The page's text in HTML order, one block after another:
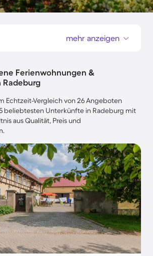
mehr anzeigen
Ferienwohnungen &
Radeburg
Echtzeit-Vergleich von 26 Angeboten
beliebtesten Unterkünfte in Radeburg mit
aus Qualität, Preis und